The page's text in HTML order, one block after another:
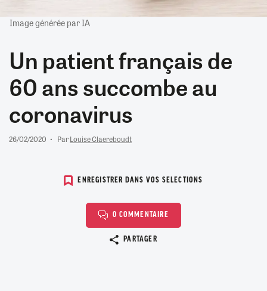
Image générée par IA
Un patient français de
60 ans succombe au
coronavirus
26/02/2020 ParLouise Claereboudt
ENREGISTRER DANS VOS SELECTIONS
0 COMMENTAIRE
PARTAGER